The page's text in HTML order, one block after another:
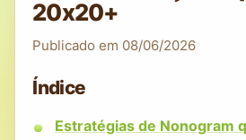
20x20+
Publicado em 08/06/2026
Índice
Estratégias de Nonogram